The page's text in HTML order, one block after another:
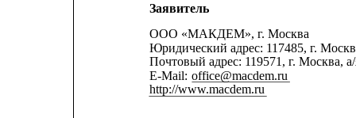
Заявитель
ООО «МАКДЕМ», г. Москва
Юридический адрес: 117485, г.
Почтовый адрес: 119571, г. Москва,
E-Mail: office@macdem.ru
http://www.macdem.ru